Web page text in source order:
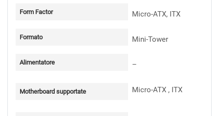
Form Factor Micro-ATX, ITX
Formato Mini-Tower
Alimentatore –
Motherboard supportate Micro-ATX , ITX